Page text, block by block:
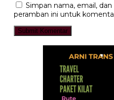
Simpan nama, email,
peramban ini untuk